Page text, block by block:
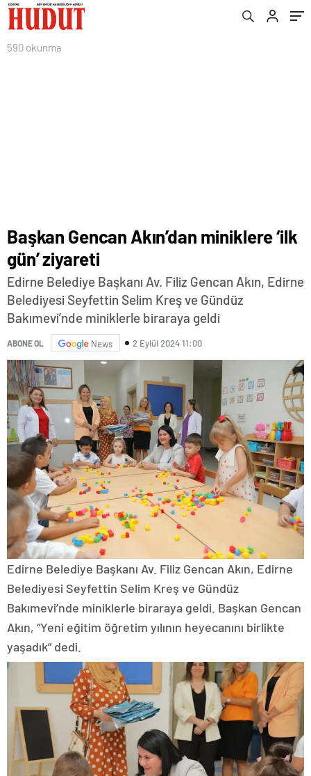
590 okunma
Başkan Gencan Akın’dan miniklere ‘ilk
gün’ ziyareti
Edirne Belediye Başkanı Av. Filiz Gencan Akın, Edirne
Belediyesi Seyfettin Selim Kreş ve Gündüz
Bakımevi’nde miniklerle biraraya geldi
ABONE OL News 2 Eylül 2024 11:00
Edirne Belediye Başkanı Av. Filiz Gencan Akın, Edirne
Belediyesi Seyfettin Selim Kreş ve Gündüz
Bakımevi’nde miniklerle biraraya geldi. Başkan Gencan
Akın, “Yeni eğitim öğretim yılının heyecanını birlikte
yaşadık” dedi.